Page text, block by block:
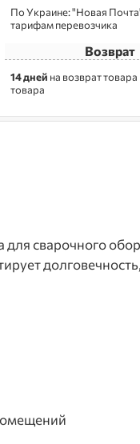
По Украине: "Новая
тарифам перевозчика
Возврат
14 дней на возврат
товара
сварочного